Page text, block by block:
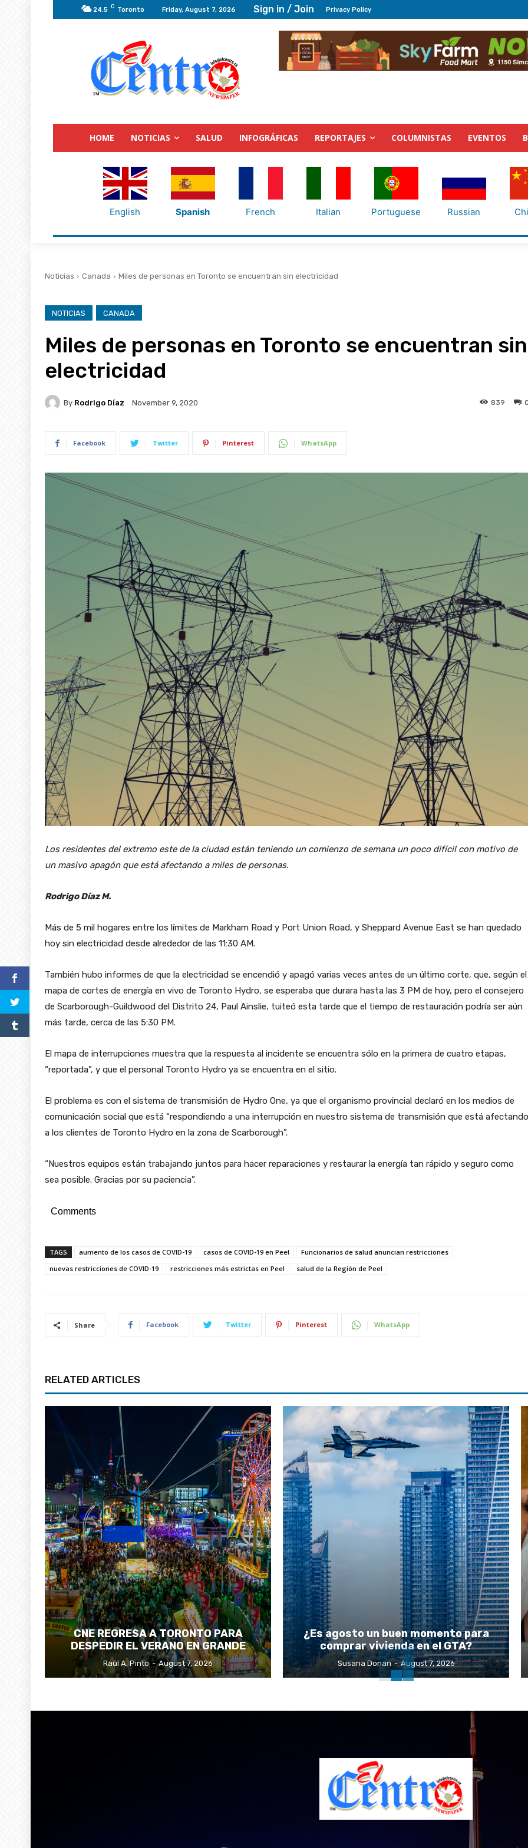
24.5 C Toronto Friday, August 7, 2026 Sign in / Join Privacy Policy
HOME NOTICIAS SALUD INFOGRÁFICAS REPORTAJES COLUMNISTAS EVENTOS
English Spanish French Italian Portuguese Russian
Noticias Canada Miles de personas en Toronto se encuentran sin electricidad
NOTICIAS CANADA
Miles de personas en Toronto se encuentran sin
electricidad
By Rodrigo Díaz November 9, 2020 839
Facebook Twitter Pinterest WhatsApp
Los residentes del extremo este de la ciudad están teniendo un comienzo de semana un poco difícil con motivo de
un masivo apagón que está afectando a miles de personas.
Rodrigo Díaz M.
Más de 5 mil hogares entre los límites de Markham Road y Port Union Road, y Sheppard Avenue East se han quedado
hoy sin electricidad desde alrededor de las 11:30 AM.
También hubo informes de que la electricidad se encendió y apagó varias veces antes de un último corte, que, según el
mapa de cortes de energía en vivo de Toronto Hydro, se esperaba que durara hasta las 3 PM de hoy, pero el consejero
de Scarborough-Guildwood del Distrito 24, Paul Ainslie, tuiteó esta tarde que el tiempo de restauración podría ser aún
más tarde, cerca de las 5:30 PM.
El mapa de interrupciones muestra que la respuesta al incidente se encuentra sólo en la primera de cuatro etapas,
“reportada”, y que el personal Toronto Hydro ya se encuentra en el sitio.
El problema es con el sistema de transmisión de Hydro One, ya que el organismo provincial declaró en los medios de
comunicación social que está “respondiendo a una interrupción en nuestro sistema de transmisión que está afectando
a los clientes de Toronto Hydro en la zona de Scarborough”.
“Nuestros equipos están trabajando juntos para hacer reparaciones y restaurar la energía tan rápido y seguro como
sea posible. Gracias por su paciencia”.
Comments
TAGS aumento de los casos de COVID-19 casos de COVID-19 en Peel
Funcionarios de salud anuncian restricciones
nuevas restricciones de COVID-19
restricciones más estrictas en Peel salud de la Región de Peel
Share Facebook Twitter Pinterest WhatsApp
RELATED ARTICLES
CNE REGRESA A TORONTO PARA
DESPEDIR EL VERANO EN GRANDE
Raúl A. Pinto - August 7, 2026
¿Es agosto un buen momento para
comprar vivienda en el GTA?
Susana Donan - August 7, 2026